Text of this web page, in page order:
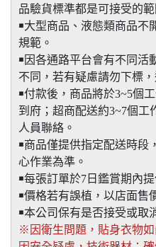
品驗貨標準都是可接受的
￭大型商品、液態類商品不
規範。
￭因各通路平台會有不同活
不同，若有疑慮請勿下標
￭付款後，商品將於3~5個
到府；超商配送約3~7個工
人員聯絡。
￭商品僅提供指定配送時段
心作業為準。
￭每張訂單於7日鑑賞期內
￭價格若有誤植，以店面售
￭本公司保有是否接受或取
※因衛生問題，貼身衣物如